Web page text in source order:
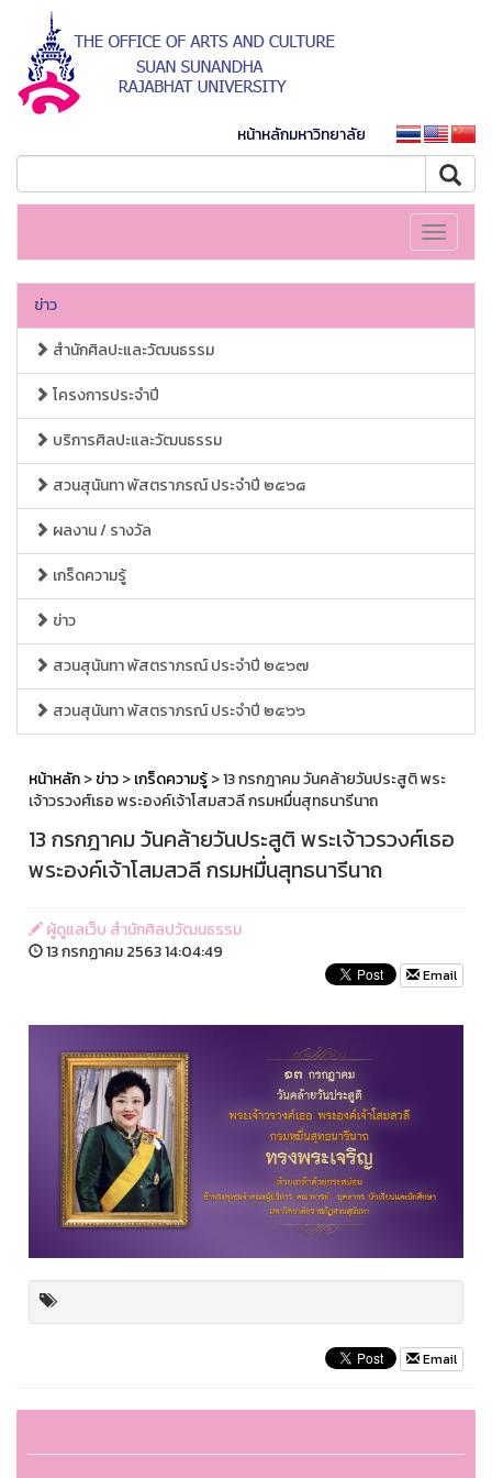
หน้าหลักมหาวิทยาลัย
Toggle
ข่าว
สำนักศิลปะและวัฒนธรรม
โครงการประจำปี
บริการศิลปะและวัฒนธรรม
สวนสุนันทา พัสตราภรณ์ ประจำปี ๒๕๖๘
ผลงาน / รางวัล
เกร็ดความรู้
ข่าว
สวนสุนันทา พัสตราภรณ์ ประจำปี ๒๕๖๗
สวนสุนันทา พัสตราภรณ์ ประจำปี ๒๕๖๖
หน้าหลัก>ข่าว>เกร็ดความรู้> 13 กรกฎาคม วันคล้ายวันประสูติ พระ
เจ้าวรวงศ์เธอ พระองค์เจ้าโสมสวลี กรมหมื่นสุทธนารีนาถ
13 กรกฎาคม วันคล้ายวันประสูติ พระเจ้าวรวงศ์เธอ
พระองค์เจ้าโสมสวลี กรมหมื่นสุทธนารีนาถ
ผู้ดูแลเว็บ สำนักศิลปวัฒนธรรม
13 กรกฏาคม 2563 14:04:49
Email
Email